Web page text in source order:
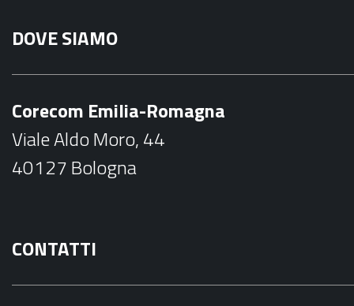
c
e
k
s
t
a
DOVE SIAMO
Corecom Emilia-Romagna
Viale Aldo Moro, 44
40127 Bologna
CONTATTI